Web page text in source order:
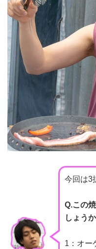
今回は3
Q.この
しょう
1：オー